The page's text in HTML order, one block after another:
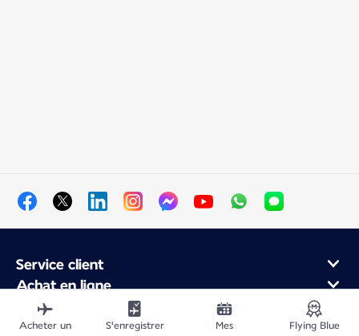
Service client
Achat en ligne
Programme de fidélité et partenaires
À propos d'Air France
Acheter un
S'enregistrer
Mes
Flying Blue